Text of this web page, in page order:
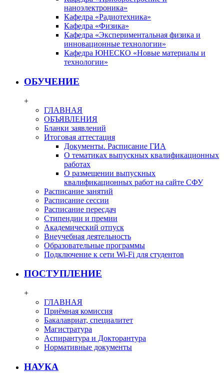
наноэлектроника»
Кафедра «Радиотехника»
Кафедра «Физика»
Кафедра «Экспериментальная физика и
инновационные технологии»
Кафедра ЮНЕСКО «Новые материалы и
технологии»
ОБУЧЕНИЕ
+
ГЛАВНАЯ
ОБЪЯВЛЕНИЯ
Бланки заявлений
Итоговая аттестация
Документы. Расписание ГИА
О тематиках выпускных квалификационных
работах
О размещении выпускных
квалификационных работ на сайте СФУ
Расписание занятий
Расписание сессии
Расписание пересдач
Стипендии и премии
Академический отпуск
Внеучебная деятельность
Образовательные программы
Подключение к сети Wi-Fi для студентов
ПОСТУПЛЕНИЕ
+
ГЛАВНАЯ
Приёмная комиссия
Бакалавриат, специалитет
Магистратура
Аспирантура и Докторантура
Нормативные документы
НАУКА